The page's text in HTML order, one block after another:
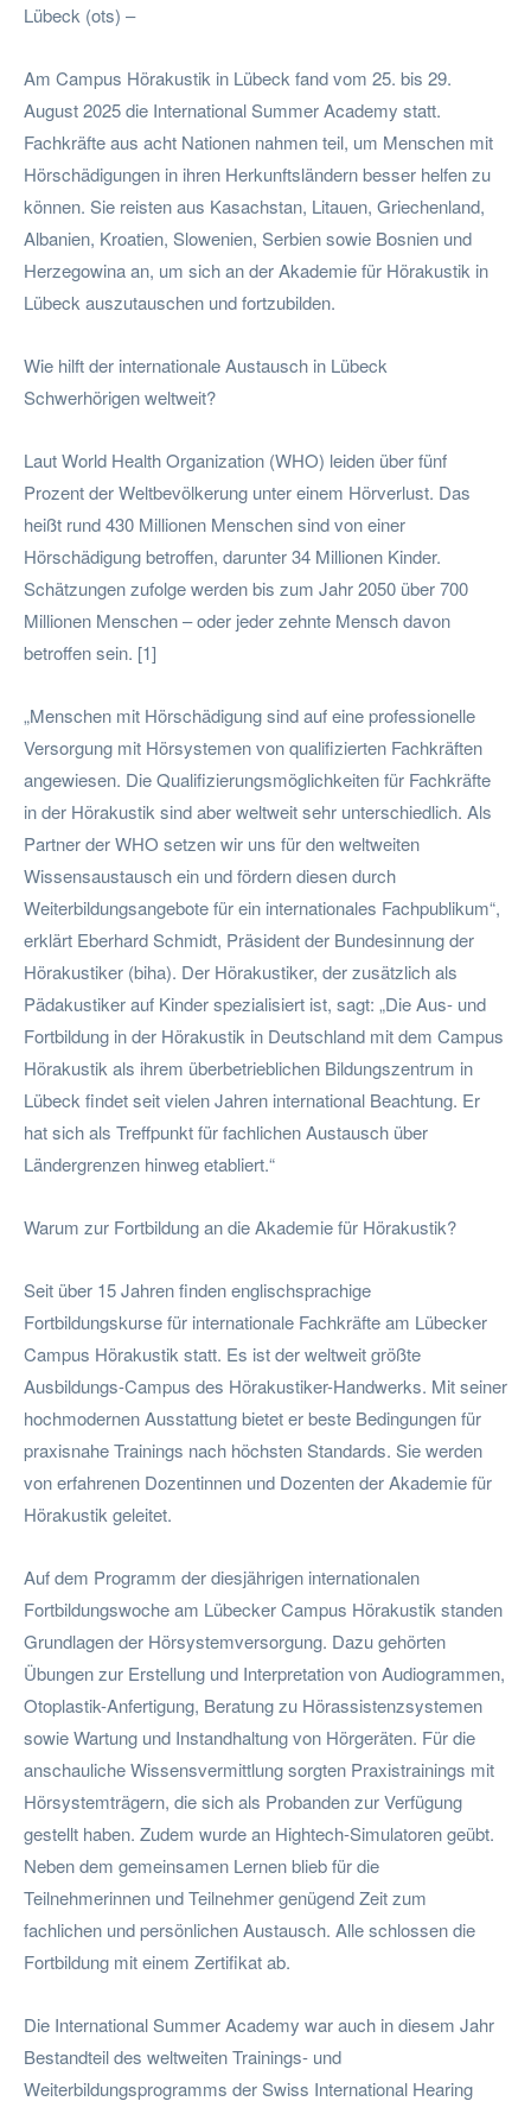
Lübeck (ots) –
Am Campus Hörakustik in Lübeck fand vom 25. bis 29.
August 2025 die International Summer Academy statt.
Fachkräfte aus acht Nationen nahmen teil, um Menschen mit
Hörschädigungen in ihren Herkunftsländern besser helfen zu
können. Sie reisten aus Kasachstan, Litauen, Griechenland,
Albanien, Kroatien, Slowenien, Serbien sowie Bosnien und
Herzegowina an, um sich an der Akademie für Hörakustik in
Lübeck auszutauschen und fortzubilden.
Wie hilft der internationale Austausch in Lübeck
Schwerhörigen weltweit?
Laut World Health Organization (WHO) leiden über fünf
Prozent der Weltbevölkerung unter einem Hörverlust. Das
heißt rund 430 Millionen Menschen sind von einer
Hörschädigung betroffen, darunter 34 Millionen Kinder.
Schätzungen zufolge werden bis zum Jahr 2050 über 700
Millionen Menschen – oder jeder zehnte Mensch davon
betroffen sein. [1]
„Menschen mit Hörschädigung sind auf eine professionelle
Versorgung mit Hörsystemen von qualifizierten Fachkräften
angewiesen. Die Qualifizierungsmöglichkeiten für Fachkräfte
in der Hörakustik sind aber weltweit sehr unterschiedlich. Als
Partner der WHO setzen wir uns für den weltweiten
Wissensaustausch ein und fördern diesen durch
Weiterbildungsangebote für ein internationales Fachpublikum“,
erklärt Eberhard Schmidt, Präsident der Bundesinnung der
Hörakustiker (biha). Der Hörakustiker, der zusätzlich als
Pädakustiker auf Kinder spezialisiert ist, sagt: „Die Aus- und
Fortbildung in der Hörakustik in Deutschland mit dem Campus
Hörakustik als ihrem überbetrieblichen Bildungszentrum in
Lübeck findet seit vielen Jahren international Beachtung. Er
hat sich als Treffpunkt für fachlichen Austausch über
Ländergrenzen hinweg etabliert.“
Warum zur Fortbildung an die Akademie für Hörakustik?
Seit über 15 Jahren finden englischsprachige
Fortbildungskurse für internationale Fachkräfte am Lübecker
Campus Hörakustik statt. Es ist der weltweit größte
Ausbildungs-Campus des Hörakustiker-Handwerks. Mit seiner
hochmodernen Ausstattung bietet er beste Bedingungen für
praxisnahe Trainings nach höchsten Standards. Sie werden
von erfahrenen Dozentinnen und Dozenten der Akademie für
Hörakustik geleitet.
Auf dem Programm der diesjährigen internationalen
Fortbildungswoche am Lübecker Campus Hörakustik standen
Grundlagen der Hörsystemversorgung. Dazu gehörten
Übungen zur Erstellung und Interpretation von Audiogrammen,
Otoplastik-Anfertigung, Beratung zu Hörassistenzsystemen
sowie Wartung und Instandhaltung von Hörgeräten. Für die
anschauliche Wissensvermittlung sorgten Praxistrainings mit
Hörsystemträgern, die sich als Probanden zur Verfügung
gestellt haben. Zudem wurde an Hightech-Simulatoren geübt.
Neben dem gemeinsamen Lernen blieb für die
Teilnehmerinnen und Teilnehmer genügend Zeit zum
fachlichen und persönlichen Austausch. Alle schlossen die
Fortbildung mit einem Zertifikat ab.
Die International Summer Academy war auch in diesem Jahr
Bestandteil des weltweiten Trainings- und
Weiterbildungsprogramms der Swiss International Hearing